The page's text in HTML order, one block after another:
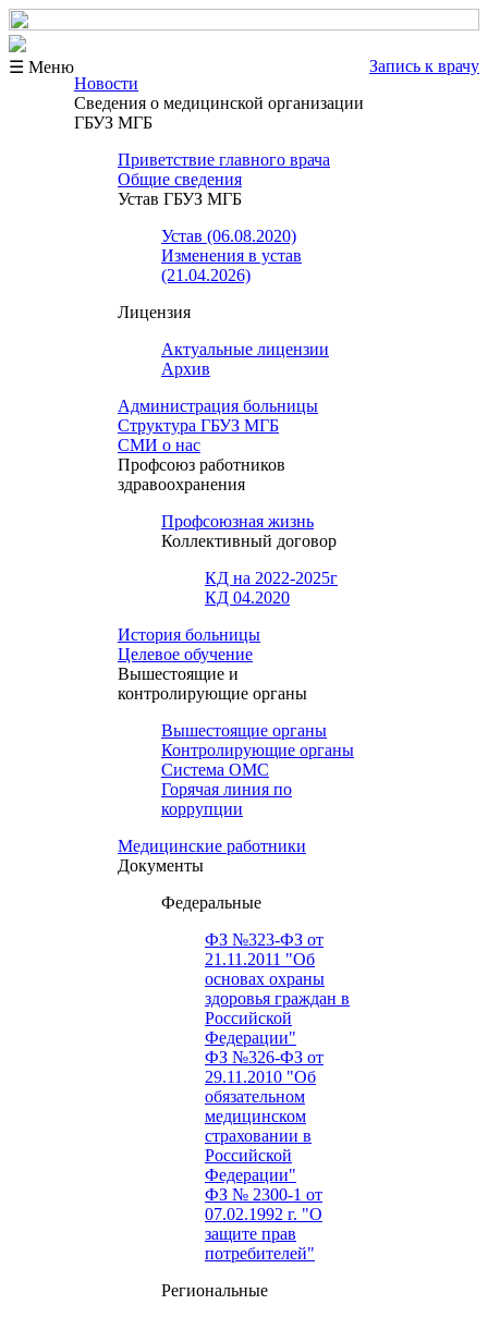
☰ Меню
Запись к врачу
Новости
Сведения о медицинской организации
ГБУЗ МГБ
Приветствие главного врача
Общие сведения
Устав ГБУЗ МГБ
Устав (06.08.2020)
Изменения в устав
(21.04.2026)
Лицензия
Актуальные лицензии
Архив
Администрация больницы
Структура ГБУЗ МГБ
СМИ о нас
Профсоюз работников
здравоохранения
Профсоюзная жизнь
Коллективный договор
КД на 2022-2025г
КД 04.2020
История больницы
Целевое обучение
Вышестоящие и
контролирующие органы
Вышестоящие органы
Контролирующие органы
Система ОМС
Горячая линия по
коррупции
Медицинские работники
Документы
Федеральные
ФЗ №323-ФЗ от
21.11.2011 "Об
основах охраны
здоровья граждан в
Российской
Федерации"
ФЗ №326-ФЗ от
29.11.2010 "Об
обязательном
медицинском
страховании в
Российской
Федерации"
ФЗ № 2300-1 от
07.02.1992 г. "О
защите прав
потребителей"
Региональные